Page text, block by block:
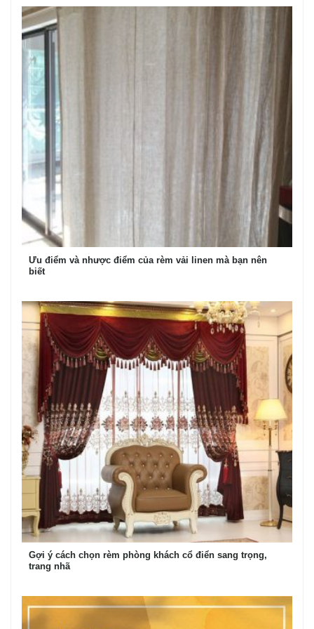
Ưu điểm và nhược điểm của rèm vải linen mà bạn nên
biết
Gợi ý cách chọn rèm phòng khách cổ điển sang trọng,
trang nhã